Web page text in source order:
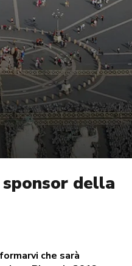
della
che sarà